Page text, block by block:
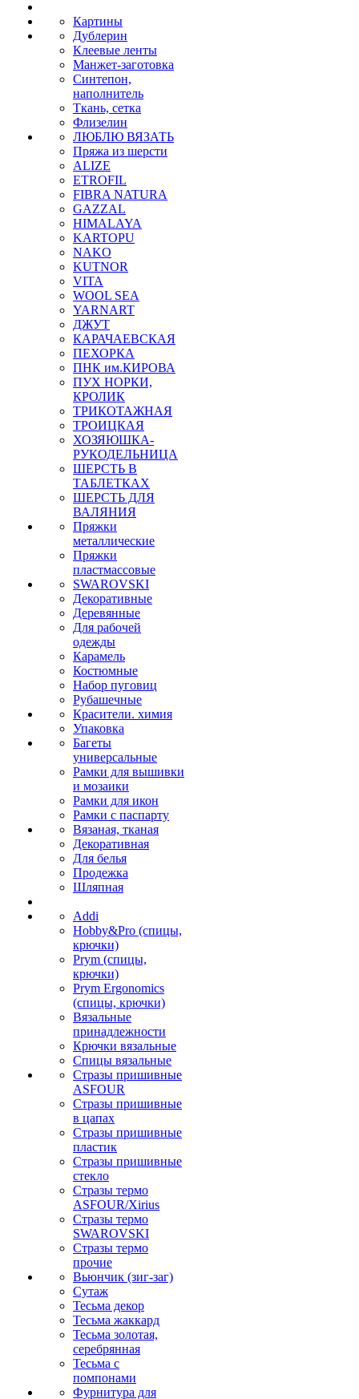
Картины
Дублерин
Клеевые ленты
Манжет-заготовка
Синтепон,
наполнитель
Ткань, сетка
Флизелин
ЛЮБЛЮ ВЯЗАТЬ
Пряжа из шерсти
ALIZE
ETROFIL
FIBRA NATURA
GAZZAL
HIMALAYA
KARTOPU
NAKO
KUTNOR
VITA
WOOL SEA
YARNART
ДЖУТ
КАРАЧАЕВСКАЯ
ПЕХОРКА
ПНК им.КИРОВА
ПУХ НОРКИ,
КРОЛИК
ТРИКОТАЖНАЯ
ТРОИЦКАЯ
ХОЗЯЮШКА-
РУКОДЕЛЬНИЦА
ШЕРСТЬ В
ТАБЛЕТКАХ
ШЕРСТЬ ДЛЯ
ВАЛЯНИЯ
Пряжки
металлические
Пряжки
пластмассовые
SWAROVSKI
Декоративные
Деревянные
Для рабочей
одежды
Карамель
Костюмные
Набор пуговиц
Рубашечные
Красители. химия
Упаковка
Багеты
универсальные
Рамки для вышивки
и мозаики
Рамки для икон
Рамки с паспарту
Вязаная, тканая
Декоративная
Для белья
Продежка
Шляпная
Addi
Hobby&Pro (спицы,
крючки)
Prym (спицы,
крючки)
Prym Ergonomics
(спицы, крючки)
Вязальные
принадлежности
Крючки вязальные
Спицы вязальные
Стразы пришивные
ASFOUR
Стразы пришивные
в цапах
Стразы пришивные
пластик
Стразы пришивные
стекло
Стразы термо
ASFOUR/Xirius
Стразы термо
SWAROVSKI
Стразы термо
прочие
Вьюнчик (зиг-заг)
Сутаж
Тесьма декор
Тесьма жаккард
Тесьма золотая,
серебрянная
Тесьма с
помпонами
Фурнитура для